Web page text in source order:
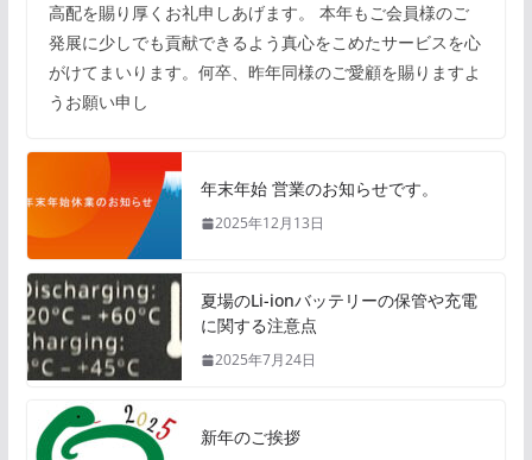
高配を賜り厚くお礼申しあげます。 本年もご会員様のご
発展に少しでも貢献できるよう真心をこめたサービスを心
がけてまいります。何卒、昨年同様のご愛顧を賜りますよ
うお願い申し
年末年始 営業のお知らせです。
2025年12月13日
夏場のLi-ionバッテリーの保管や充電
に関する注意点
2025年7月24日
新年のご挨拶